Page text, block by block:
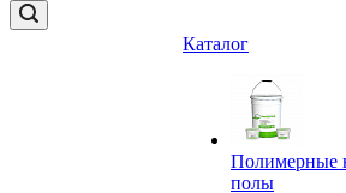
Каталог
Полимерные
полы